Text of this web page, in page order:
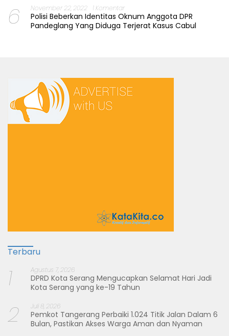
6 November 22, 2022 1 Komentar
Polisi Beberkan Identitas Oknum Anggota DPR
Pandeglang Yang Diduga Terjerat Kasus Cabul
Terbaru
1 Agustus 7, 2026
DPRD Kota Serang Mengucapkan Selamat Hari Jadi
Kota Serang yang ke-19 Tahun
2 Juli 8, 2026
Pemkot Tangerang Perbaiki 1.024 Titik Jalan Dalam 6
Bulan, Pastikan Akses Warga Aman dan Nyaman